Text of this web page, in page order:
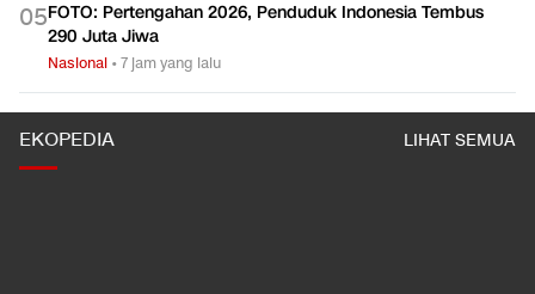
05FOTO: Pertengahan 2026, Penduduk Indonesia Tembus
290 Juta Jiwa
Nasional •7 jam yang lalu
EKOPEDIA LIHAT SEMUA